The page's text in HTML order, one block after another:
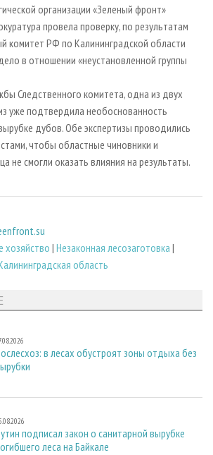
организации «Зеленый фронт»
провела проверку, по результатам
комитет РФ по Калининградской области
в отношении «неустановленной группы
Следственного комитета, одна из двух
уже подтвердила необоснованность
дубов. Обе экспертизы проводились
чтобы областные чиновники и
не смогли оказать влияния на результаты.
хозяйство | Незаконная лесозаготовка |
область
в лесах обустроят зоны отдыха без
подписал закон о санитарной вырубке
леса на Байкале